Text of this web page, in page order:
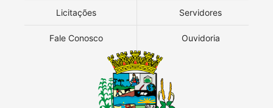
Licitações Servidores
Fale Conosco Ouvidoria